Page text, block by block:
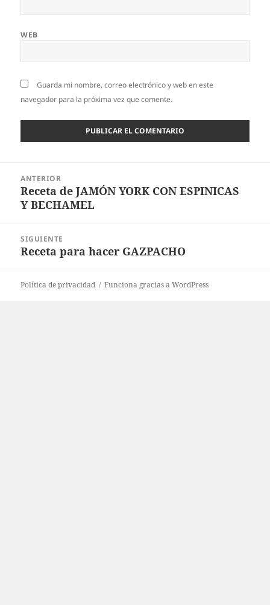
WEB
Guarda mi nombre, correo electrónico y web en este
navegador para la próxima vez que comente.
entradas
ANTERIOR
Entrada
anterior:
Receta de JAMÓN YORK CON ESPINICAS
Y BECHAMEL
SIGUIENTE
Entrada
Receta para hacer GAZPACHO
Política de privacidad Funciona gracias a WordPress